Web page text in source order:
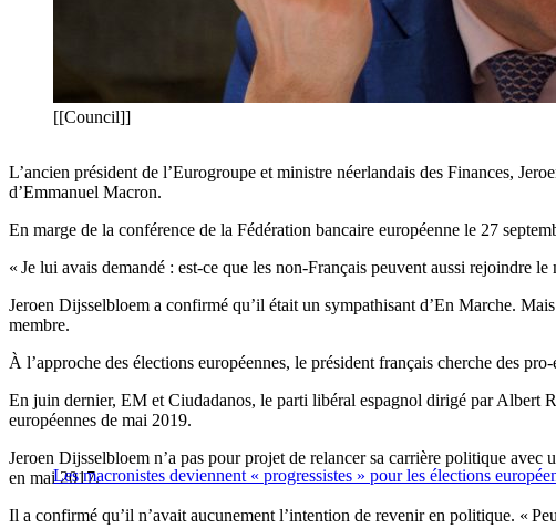
[[Council]]
L’ancien président de l’Eurogroupe et ministre néerlandais des Finances,
d’Emmanuel Macron.
En marge de la conférence de la Fédération bancaire européenne le 27
« Je lui avais demandé : est-ce que les non-Français peuvent aussi rejoindre
Jeroen Dijsselbloem a confirmé qu’il était un sympathisant d’En Marche.
membre.
À l’approche des élections européennes, le président français cherche des
En juin dernier, EM et Ciudadanos, le parti libéral espagnol dirigé par Albert
européennes de mai 2019.
Les macronistes deviennent « progressistes » pour les élections
Jeroen Dijsselbloem n’a pas pour projet de relancer sa carrière politique
en mai 2017.
Il a confirmé qu’il n’avait aucunement l’intention de revenir en politique. «